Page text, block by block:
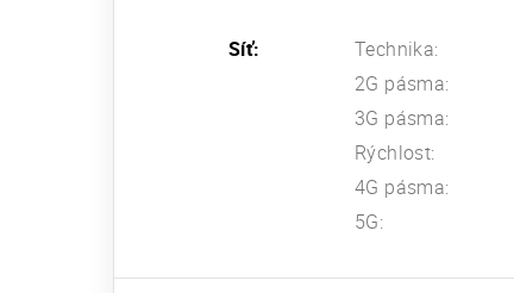
Síť: Technika:
2G pásma:
3G pásma:
Rýchlost:
4G pásma:
5G: